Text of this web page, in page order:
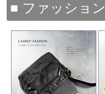
■ ファッション